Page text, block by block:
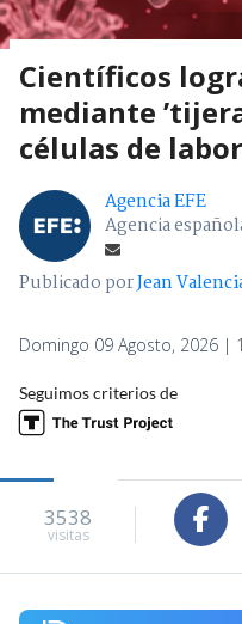
Científicos
mediante
células de
Agencia EFE
Agencia
Publicado porJean
Domingo 09 Agosto, 2026 |
Seguimos criterios de
3538
visitas